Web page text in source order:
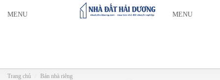
MENU MENU
Trang chủ
Bán nhà riêng